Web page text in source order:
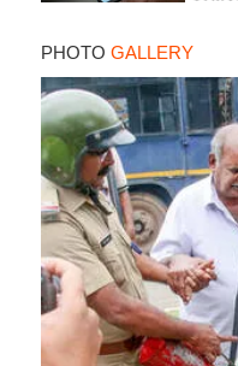
PHOTO GALLERY